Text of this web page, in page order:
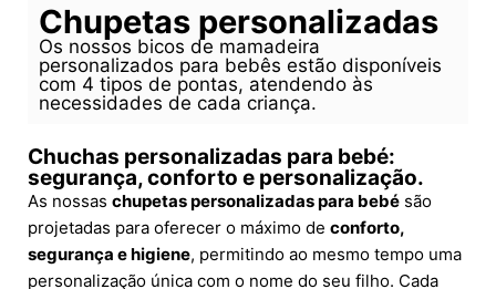
Chupetas personalizadas
Os nossos bicos de mamadeira
personalizados para bebês estão disponíveis
com 4 tipos de pontas, atendendo às
necessidades de cada criança.
Chuchas personalizadas para bebé:
segurança, conforto e personalização.
As nossas chupetas personalizadas para bebé são
projetadas para oferecer o máximo de conforto,
segurança e higiene, permitindo ao mesmo tempo uma
personalização única com o nome do seu filho. Cada